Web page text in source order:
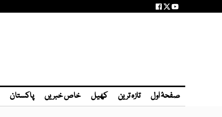
صفحۂ اول تازہ ترین کھیل خاص خبریں پاکستان